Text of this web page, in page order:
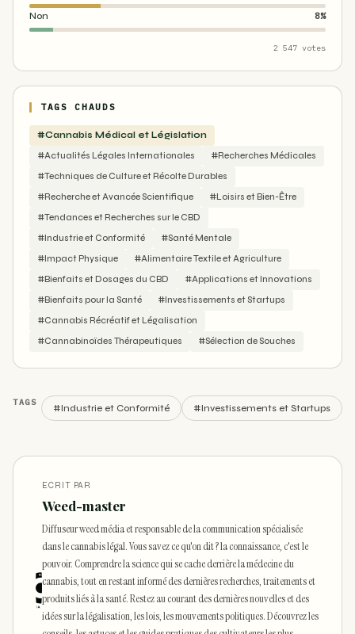
Non 8%
2 547 votes
TAGS CHAUDS
#Cannabis Médical et Législation
#Actualités Légales Internationales
#Recherches Médicales
#Techniques de Culture et Récolte Durables
#Recherche et Avancée Scientifique
#Loisirs et Bien-Être
#Tendances et Recherches sur le CBD
#Industrie et Conformité
#Santé Mentale
#Impact Physique
#Alimentaire Textile et Agriculture
#Bienfaits et Dosages du CBD
#Applications et Innovations
#Bienfaits pour la Santé
#Investissements et Startups
#Cannabis Récréatif et Légalisation
#Cannabinoïdes Thérapeutiques
#Sélection de Souches
TAGS
#Industrie et Conformité #Investissements et Startups
ECRIT PAR
Weed-master
Diffuseur weed média et responsable de la communication spécialisée
dans le cannabis légal. Vous savez ce qu'on dit ? la connaissance, c'est le
pouvoir. Comprendre la science qui se cache derrière la médecine du
cannabis, tout en restant informé des dernières recherches, traitements et
produits liés à la santé. Restez au courant des dernières nouvelles et des
idées sur la légalisation, les lois, les mouvements politiques. Découvrez les